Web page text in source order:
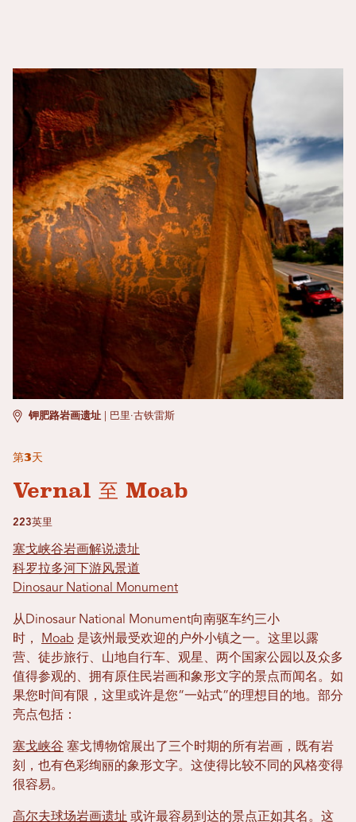
钾肥路岩画遗址 巴里·古铁雷斯
第3天
Vernal 至 Moab
223英里
塞戈峡谷岩画解说遗址
科罗拉多河下游风景道
Dinosaur National Monument
从Dinosaur National Monument向南驱车约三小
时，
Moab 是该州最受欢迎的户外小镇之一。这里以露
营、徒步旅行、山地自行车、观星、两个国家公园以及众多
值得参观的、拥有原住民岩画和象形文字的景点而闻名。如
果您时间有限，这里或许是您“一站式”的理想目的地。部分
亮点包括：
塞戈峡谷 塞戈博物馆展出了三个时期的所有岩画，既有岩
刻，也有色彩绚丽的象形文字。这使得比较不同的风格变得
很容易。
高尔夫球场岩画遗址 或许最容易到达的景点正如其名。这